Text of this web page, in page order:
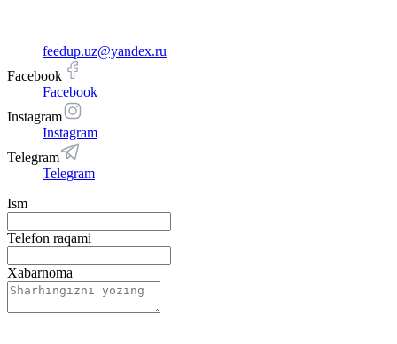
feedup.uz@yandex.ru
Facebook
Facebook
Instagram
Instagram
Telegram
Telegram
Ism
Telefon raqami
Xabarnoma